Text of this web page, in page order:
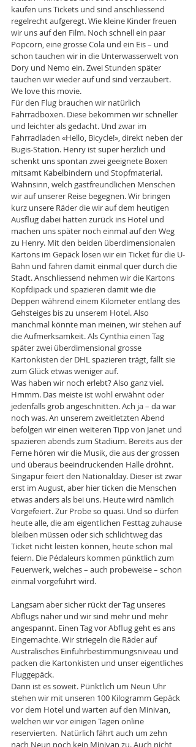
kaufen uns Tickets und sind anschliessend
regelrecht aufgeregt. Wie kleine Kinder freuen
wir uns auf den Film. Noch schnell ein paar
Popcorn, eine grosse Cola und ein Eis – und
schon tauchen wir in die Unterwasserwelt von
Dory und Nemo ein. Zwei Stunden später
tauchen wir wieder auf und sind verzaubert.
We love this movie.
Für den Flug brauchen wir natürlich
Fahrradboxen. Diese bekommen wir schneller
und leichter als gedacht. Und zwar im
Fahrradladen «Hello, Bicycle!», direkt neben der
Bugis-Station. Henry ist super herzlich und
schenkt uns spontan zwei geeignete Boxen
mitsamt Kabelbindern und Stopfmaterial.
Wahnsinn, welch gastfreundlichen Menschen
wir auf unserer Reise begegnen. Wir bringen
kurz unsere Räder die wir auf dem heutigen
Ausflug dabei hatten zurück ins Hotel und
machen uns später noch einmal auf den Weg
zu Henry. Mit den beiden überdimensionalen
Kartons im Gepäck lösen wir ein Ticket für die U-
Bahn und fahren damit einmal quer durch die
Stadt. Anschliessend nehmen wir die Kartons
Kopfdipack und spazieren damit wie die
Deppen während einem Kilometer entlang des
Gehsteiges bis zu unserem Hotel. Also
manchmal könnte man meinen, wir stehen auf
die Aufmerksamkeit. Als Cynthia einen Tag
später zwei überdimensional grosse
Kartonkisten der DHL spazieren trägt, fällt sie
zum Glück etwas weniger auf.
Was haben wir noch erlebt? Also ganz viel.
Hmmm. Das meiste ist wohl erwähnt oder
jedenfalls grob angeschnitten. Ach ja – da war
noch was. An unserem zweitletzten Abend
befolgen wir einen weiteren Tipp von Janet und
spazieren abends zum Stadium. Bereits aus der
Ferne hören wir die Musik, die aus der grossen
und überaus beeindruckenden Halle dröhnt.
Singapur feiert den Nationalday. Dieser ist zwar
erst im August, aber hier ticken die Menschen
etwas anders als bei uns. Heute wird nämlich
Vorgefeiert. Zur Probe so quasi. Und so dürfen
heute alle, die am eigentlichen Festtag zuhause
bleiben müssen oder sich schlichtweg das
Ticket nicht leisten können, heute schon mal
feiern. Die Pédaleurs kommen pünktlich zum
Feuerwerk, welches – auch probeweise – schon
einmal vorgeführt wird.
Langsam aber sicher rückt der Tag unseres
Abflugs näher und wir sind mehr und mehr
angespannt. Einen Tag vor Abflug geht es ans
Eingemachte. Wir striegeln die Räder auf
Australisches Einfuhrbestimmungsniveau und
packen die Kartonkisten und unser eigentliches
Fluggepäck.
Dann ist es soweit. Pünktlich um Neun Uhr
stehen wir mit unseren 100 Kilogramm Gepäck
vor dem Hotel und warten auf den Minivan,
welchen wir vor einigen Tagen online
reservierten.  Natürlich fährt auch um zehn
nach Neun noch kein Minivan zu. Auch nicht